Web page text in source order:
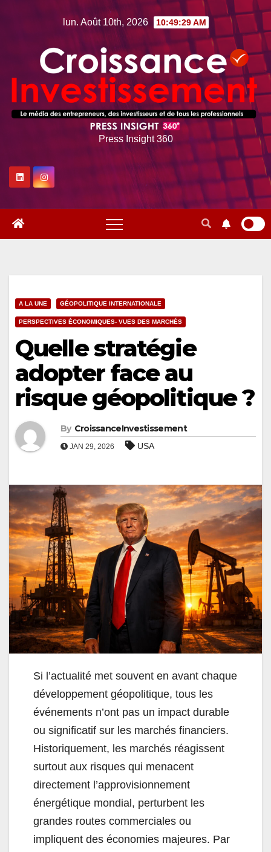
lun. Août 10th, 2026 10:49:30 AM
Press Insight 360
A LA UNE GÉOPOLITIQUE INTERNATIONALE
PERSPECTIVES ÉCONOMIQUES- VUES DES MARCHÉS
Quelle stratégie
adopter face au
risque géopolitique ?
By CroissanceInvestissement
JAN 29, 2026 USA
Si l’actualité met souvent en avant chaque
développement géopolitique, tous les
événements n’ont pas un impact durable
ou significatif sur les marchés financiers.
Historiquement, les marchés réagissent
surtout aux risques qui menacent
directement l’approvisionnement
énergétique mondial, perturbent les
grandes routes commerciales ou
impliquent des économies majeures. Par